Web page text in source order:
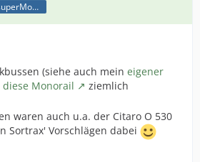
in the world and one of
Tram fromBerlinis implemented?
Berlin CiM2Tram2
(This beast is build in
in so many towns in East
wcf.user.rank.superModerator
(siehe auch mein eigener
diese Monorail
ziemlich
waren auch u.a. der Citaro O 530
Sortrax' Vorschlägen dabei